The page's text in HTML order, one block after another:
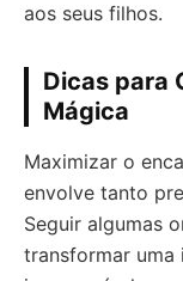
aos seus filhos.
Dicas para
Mágica
Maximizar o
envolve tanto
Seguir algumas
transformar uma